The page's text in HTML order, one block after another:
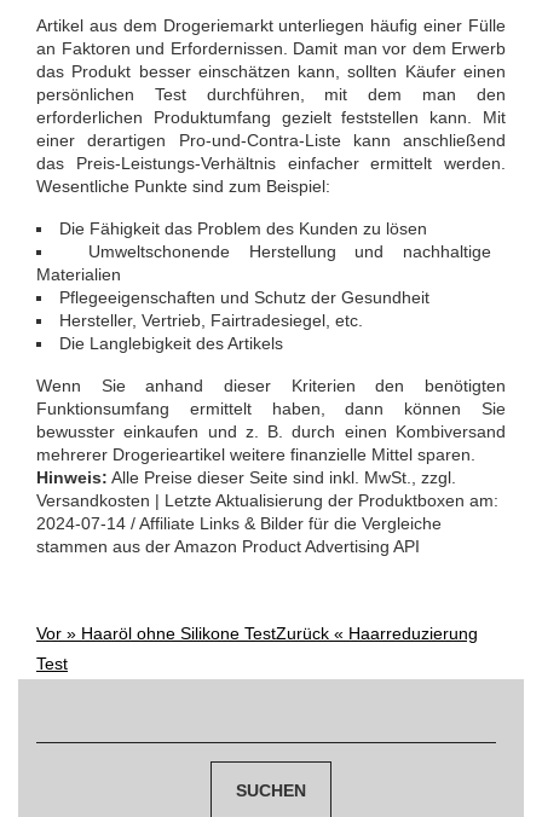
Artikel aus dem Drogeriemarkt unterliegen häufig einer Fülle
an Faktoren und Erfordernissen. Damit man vor dem Erwerb
das Produkt besser einschätzen kann, sollten Käufer einen
persönlichen Test durchführen, mit dem man den
erforderlichen Produktumfang gezielt feststellen kann. Mit
einer derartigen Pro-und-Contra-Liste kann anschließend
das Preis-Leistungs-Verhältnis einfacher ermittelt werden.
Wesentliche Punkte sind zum Beispiel:
Die Fähigkeit das Problem des Kunden zu lösen
Umweltschonende Herstellung und nachhaltige
Materialien
Pflegeeigenschaften und Schutz der Gesundheit
Hersteller, Vertrieb, Fairtradesiegel, etc.
Die Langlebigkeit des Artikels
Wenn Sie anhand dieser Kriterien den benötigten
Funktionsumfang ermittelt haben, dann können Sie
bewusster einkaufen und z. B. durch einen Kombiversand
mehrerer Drogerieartikel weitere finanzielle Mittel sparen.
Hinweis: Alle Preise dieser Seite sind inkl. MwSt., zzgl.
Versandkosten | Letzte Aktualisierung der Produktboxen am:
2024-07-14 / Affiliate Links & Bilder für die Vergleiche
stammen aus der Amazon Product Advertising API
Post
Vor » Haaröl ohne Silikone TestZurück « Haarreduzierung
Test